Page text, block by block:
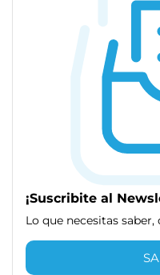
¡Suscribite al
Lo que necesitas